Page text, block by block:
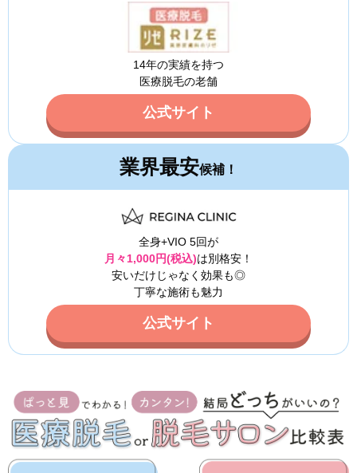
14年の実績を持つ
医療脱毛の老舗
公式サイト
業界最安候補！
全身+VIO 5回が
月々1,000円(税込)は別格安！
安いだけじゃなく効果も◎
丁寧な施術も魅力
公式サイト